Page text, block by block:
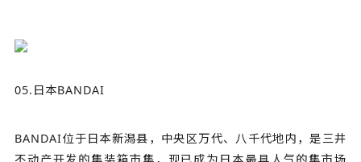
05.日本BANDAI
BANDAI位于日本新潟县，中央区万代、八千代地内，是三井